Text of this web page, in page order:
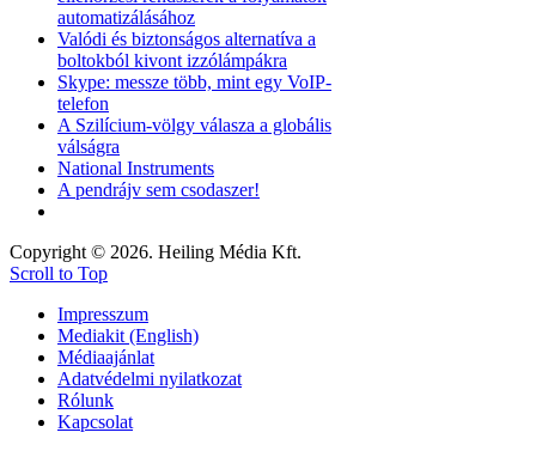
automatizálásához
Valódi és biztonságos alternatíva a
boltokból kivont izzólámpákra
Skype: messze több, mint egy VoIP-
telefon
A Szilícium-völgy válasza a globális
válságra
National Instruments
A pendrájv sem csodaszer!
Copyright © 2026. Heiling Média Kft.
Scroll to Top
Impresszum
Mediakit (English)
Médiaajánlat
Adatvédelmi nyilatkozat
Rólunk
Kapcsolat